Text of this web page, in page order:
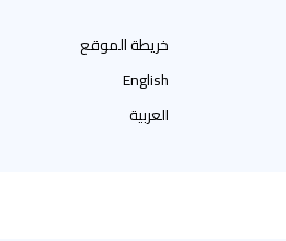
خريطة الموقع
English
العربية